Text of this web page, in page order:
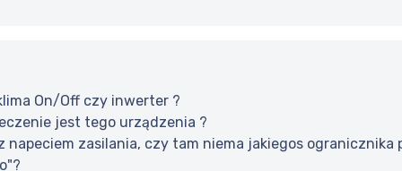
On/Off czy inwerter ?
jest tego urządzenia ?
napeciem zasilania, czy tam niema jakiegos ogranicznika